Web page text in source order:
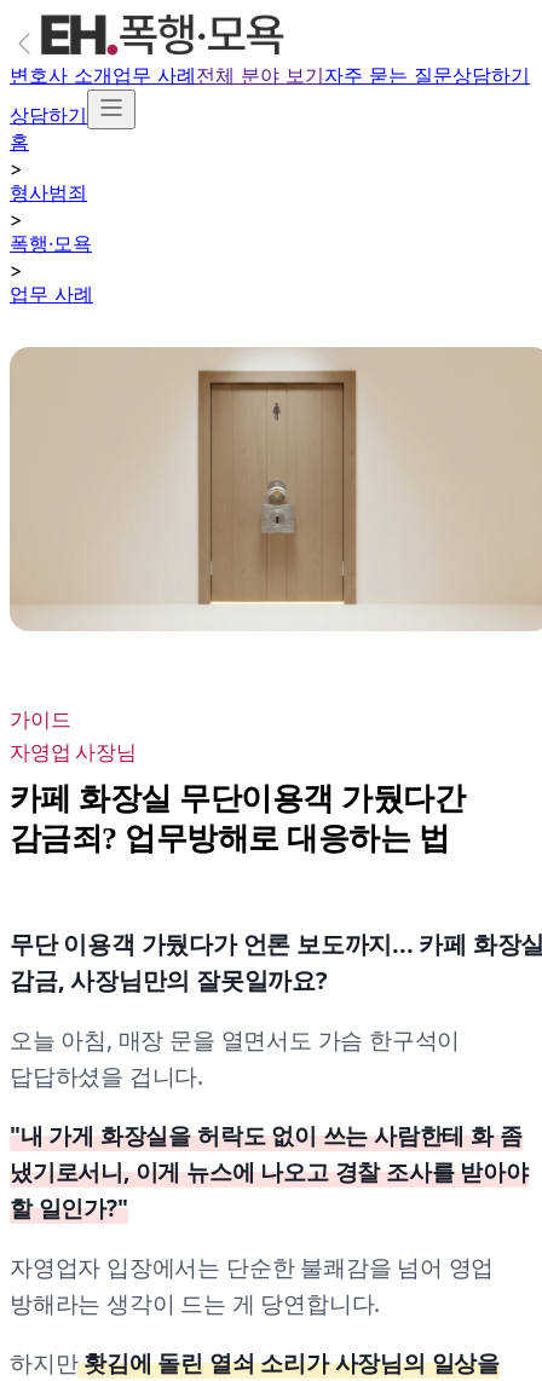
변호사 소개업무 사례전체 분야 보기자주 묻는 질문상담하기
상담하기
홈
>
형사범죄
>
폭행·모욕
>
업무 사례
가이드
자영업 사장님
카페 화장실 무단이용객 가뒀다간
감금죄? 업무방해로 대응하는 법
무단 이용객 가뒀다가 언론 보도까지... 카페 화장
감금, 사장님만의 잘못일까요?
오늘 아침, 매장 문을 열면서도 가슴 한구석이
답답하셨을 겁니다.
"내 가게 화장실을 허락도 없이 쓰는 사람한테 화 좀
냈기로서니, 이게 뉴스에 나오고 경찰 조사를 받아야
할 일인가?"
자영업자 입장에서는 단순한 불쾌감을 넘어 영업
방해라는 생각이 드는 게 당연합니다.
하지만홧김에 돌린 열쇠 소리가 사장님의 일상을